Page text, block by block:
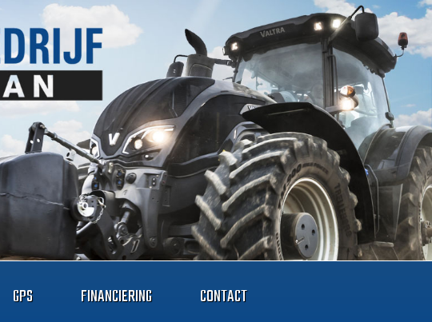
GPS FINANCIERING CONTACT